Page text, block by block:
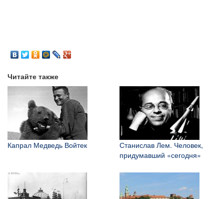
Читайте также
Капрал Медведь Войтек
Станислав Лем. Человек,
придумавший «сегодня»